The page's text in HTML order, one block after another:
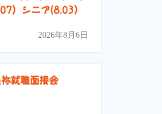
）シニア(8.03）
2026年8月6日
祢就職面接会